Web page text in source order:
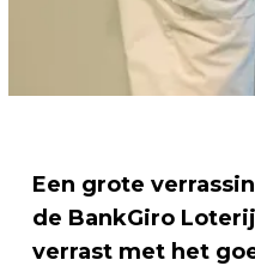
Een grote
de BankGiro
verrast met het